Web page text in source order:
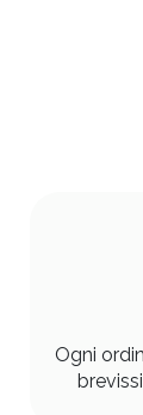
Ogni